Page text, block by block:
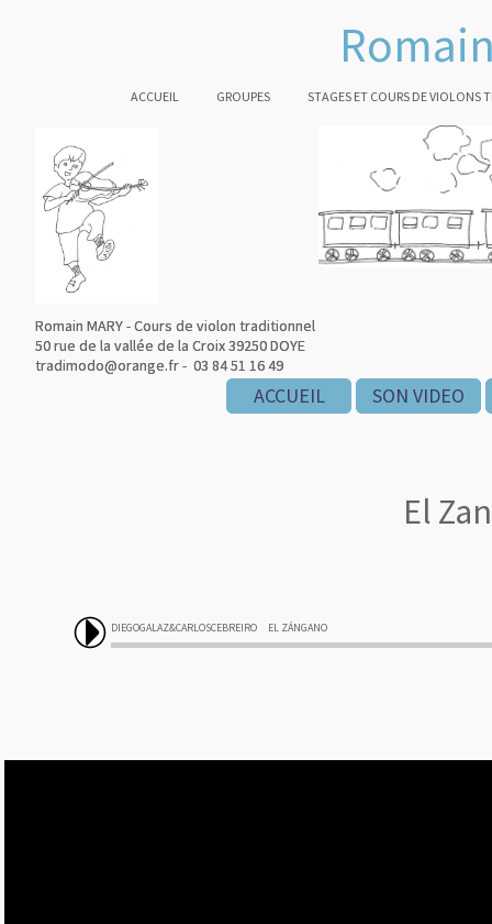
ACCUEIL GROUPES STAGES ET COURS DE VIOLONS
Romain MARY - Cours de violon traditionnel
50 rue de la vallée de la Croix 39250 DOYE
tradimodo@orange.fr - 03 84 51 16 49
Romain MARY - Cours de violon traditionnel
50 rue de la vallée de la Croix 39250 DOYE
tradimodo@orange.fr - 03 84 51 16 49
ACCUEIL
ACCUEIL
ACCUEIL SON VIDEO
SON VIDEO
SON VIDEO
El
DIEGOGALAZ&CARLOSCEBREIRO EL ZÁNGANO